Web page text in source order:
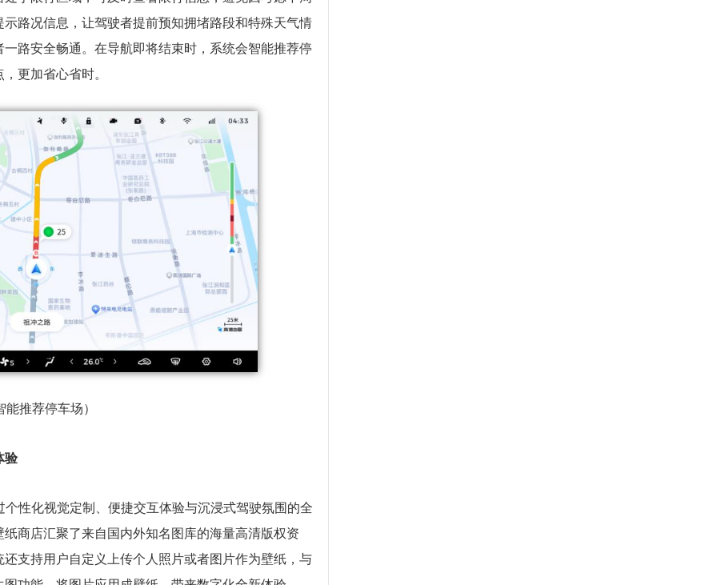
路况信息，让驾驶者提前预知拥堵路段和特殊天气情
路安全畅通。在导航即将结束时，系统会智能推荐停
更加省心省时。
能推荐停车场）
验
性化视觉定制、便捷交互体验与沉浸式驾驶氛围的全
商店汇聚了来自国内外知名图库的海量高清版权资
支持用户自定义上传个人照片或者图片作为壁纸，与